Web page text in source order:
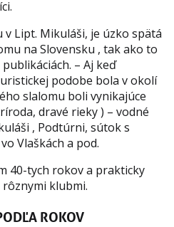
Lipt. Mikuláši, je úzko spätá
na Slovensku , tak ako to
– Aj keď
podobe bola v okolí
slalomu boli vynikajúce
dravé rieky ) – vodné
, Podtúrni, sútok s
Vlaškách a pod.
40-tych rokov a prakticky
klubmi.
ROKOV